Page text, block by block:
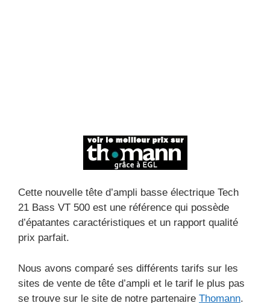
Cette nouvelle tête d’ampli basse électrique Tech
21 Bass VT 500 est une référence qui possède
d’épatantes caractéristiques et un rapport qualité
prix parfait.
Nous avons comparé ses différents tarifs sur les
sites de vente de tête d’ampli et le tarif le plus pas
se trouve sur le site de notre partenaire Thomann.